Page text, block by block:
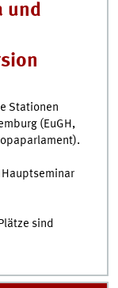
und
Stationen
(EuGH,
sind